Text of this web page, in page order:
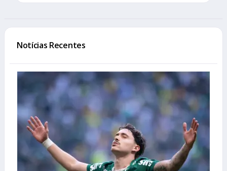
Notícias Recentes